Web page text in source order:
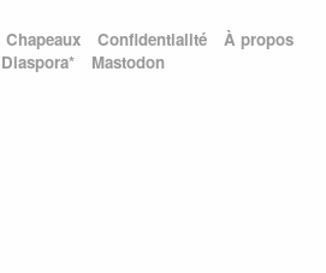
Chapeaux Confidentialité
À propos
Diaspora* Mastodon